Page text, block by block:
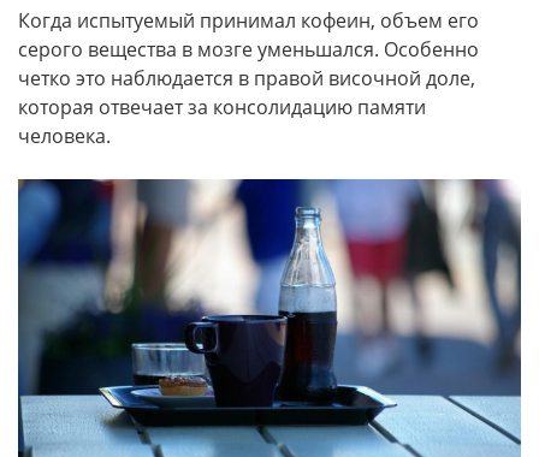
Когда испытуемый принимал кофеин, объем его
серого вещества в мозге уменьшался. Особенно
четко это наблюдается в правой височной доле,
которая отвечает за консолидацию памяти
человека.